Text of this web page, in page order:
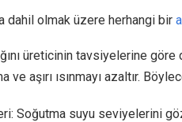
dahil olmak üzere herhangi bir
üreticinin tavsiyelerine
ve aşırı ısınmayı azaltır.
Soğutma suyu seviyelerini